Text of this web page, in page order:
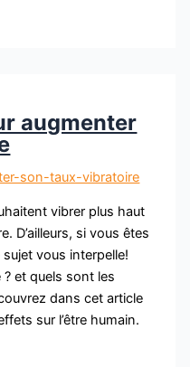
augmenter
vibrer plus haut
D’ailleurs, si vous êtes
sujet vous interpelle!
? et quels sont les
dans cet article
sur l’être humain.